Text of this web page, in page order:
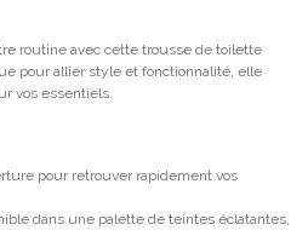
routine avec cette trousse de toilette
pour allier style et fonctionnalité, elle
vos essentiels.
pour retrouver rapidement vos
dans une palette de teintes éclatantes,